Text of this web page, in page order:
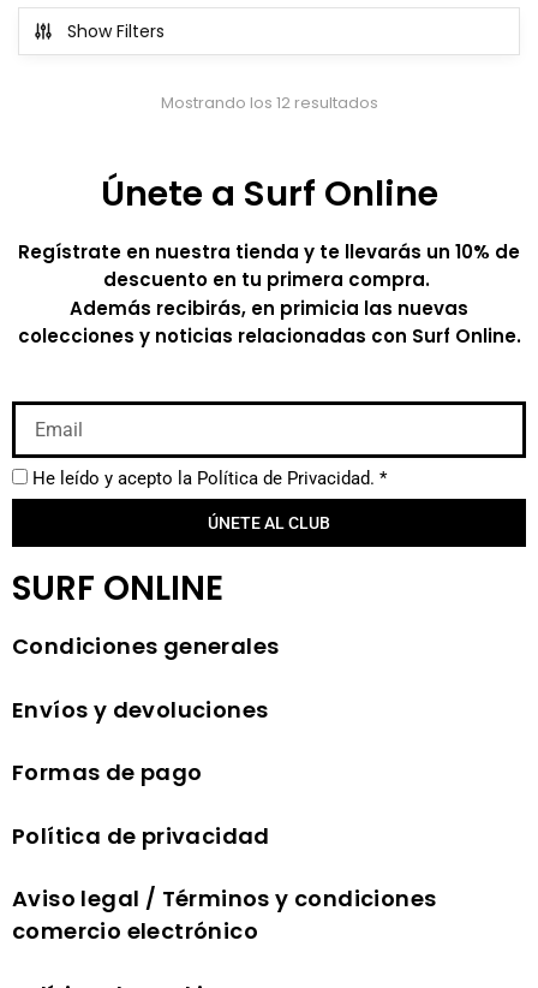
Show Filters
Mostrando los 12 resultados
Únete a Surf Online
Regístrate en nuestra tienda y te llevarás un 10% de
descuento en tu primera compra.
Además recibirás, en primicia las nuevas
colecciones y noticias relacionadas con Surf Online.
He leído y acepto la Política de Privacidad. *
ÚNETE AL CLUB
SURF ONLINE
Condiciones generales
Envíos y devoluciones
Formas de pago
Política de privacidad
Aviso legal / Términos y condiciones
comercio electrónico